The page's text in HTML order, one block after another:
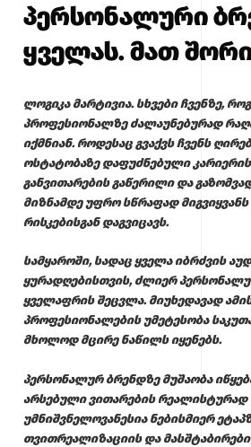
პერსონალური
ყველას. მათ
ლოგიკა მარტივია. სხვები ჩვენზე,
პროფესიონალზე ძალაუნებურად
იქმნიან. როდესაც გვაქვს ჩვენს
ოსტატობაზე დაფუძნებული კარიერის
განვითარების გაწერილი და
მიზნამდე უფრო სწრაფად
რისკებისგან დაგვიცავს.
სამყაროში, სადაც ყველა იბრძვის
ყურადღებისთვის, ძლიერ
ყველაფრის შეცვლა. მიუხედავად
პროფესიონალების უმეტესობა
მხოლოდ მცირე ნაწილს იყენებს.
პერსონალურ ბრენდზე მუშაობა
არსებული ვითარების რეალისტურად
უმნიშვნელოვანესია ნებისმიერ
თვითრეალიზაციის და